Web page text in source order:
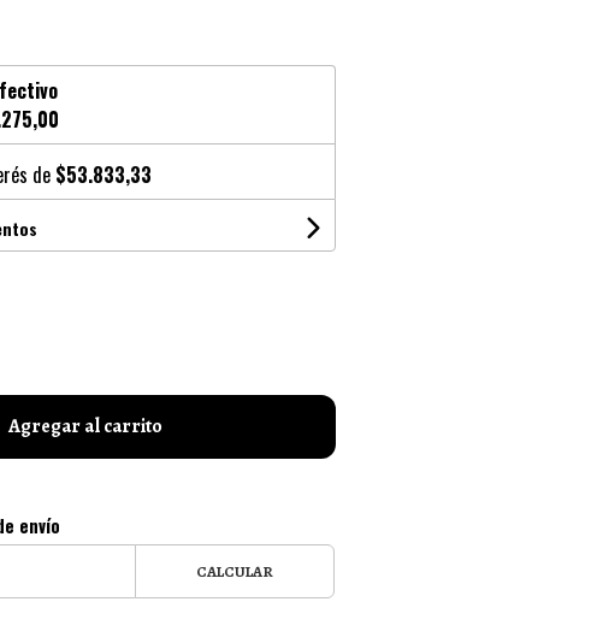
de $53.833,33
Agregar al carrito
envío
CALCULAR